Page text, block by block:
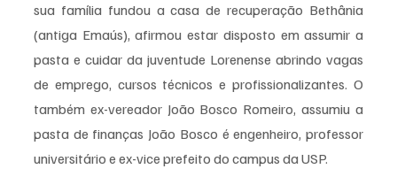
sua família fundou a casa de recuperação Bethânia
(antiga Emaús), afirmou estar disposto em assumir a
pasta e cuidar da juventude Lorenense abrindo vagas
de emprego, cursos técnicos e profissionalizantes. O
também ex-vereador João Bosco Romeiro, assumiu a
pasta de finanças João Bosco é engenheiro, professor
universitário e ex-vice prefeito do campus da USP.